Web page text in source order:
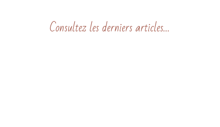
Consultez les derniers articles…